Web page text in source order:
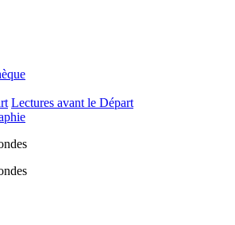
Lectures avant le Départ